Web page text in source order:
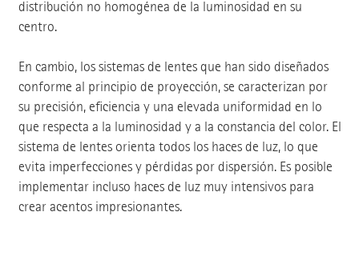
distribución no homogénea de la luminosidad en su
centro.
En cambio, los sistemas de lentes que han sido diseñados
conforme al principio de proyección, se caracterizan por
su precisión, eficiencia y una elevada uniformidad en lo
que respecta a la luminosidad y a la constancia del color. El
sistema de lentes orienta todos los haces de luz, lo que
evita imperfecciones y pérdidas por dispersión. Es posible
implementar incluso haces de luz muy intensivos para
crear acentos impresionantes.